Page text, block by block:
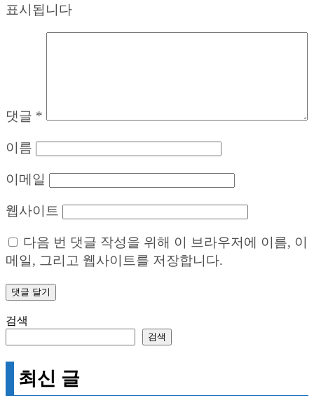
표시됩니다
댓글 *
이름
이메일
웹사이트
다음 번 댓글 작성을 위해 이 브라우저에 이름, 이
메일, 그리고 웹사이트를 저장합니다.
검색
검색
최신 글